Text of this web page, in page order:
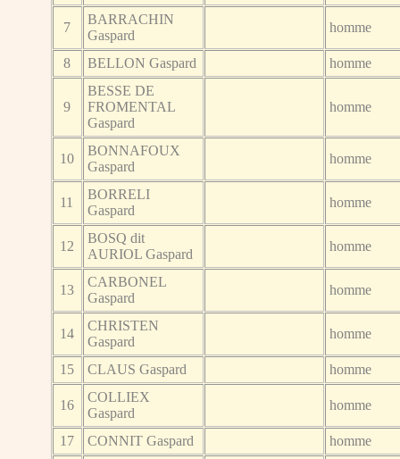
7
BARRACHIN
Gaspard
homme
8 BELLON Gaspard homme
9
BESSE DE
FROMENTAL
Gaspard
homme
10
BONNAFOUX
Gaspard
homme
11
BORRELI
Gaspard
homme
12
BOSQ dit
AURIOL Gaspard
homme
13
CARBONEL
Gaspard
homme
14
CHRISTEN
Gaspard
homme
15 CLAUS Gaspard homme
16
COLLIEX
Gaspard
homme
17 CONNIT Gaspard
homme